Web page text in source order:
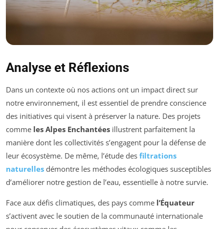
Analyse et Réflexions
Dans un contexte où nos actions ont un impact direct sur
notre environnement, il est essentiel de prendre conscience
des initiatives qui visent à préserver la nature. Des projets
comme les Alpes Enchantées illustrent parfaitement la
manière dont les collectivités s’engagent pour la défense de
leur écosystème. De même, l’étude des filtrations
naturelles démontre les méthodes écologiques susceptibles
d’améliorer notre gestion de l’eau, essentielle à notre survie.
Face aux défis climatiques, des pays comme l’Équateur
s’activent avec le soutien de la communauté internationale